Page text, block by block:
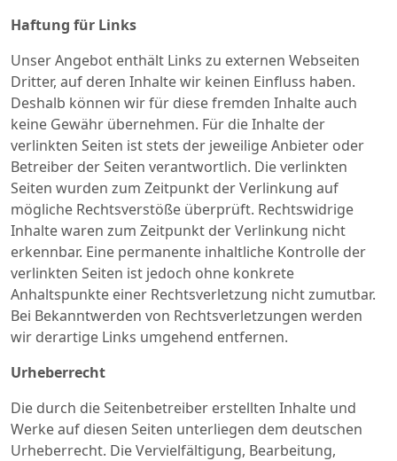
Haftung für Links
Unser Angebot enthält Links zu externen Webseiten
Dritter, auf deren Inhalte wir keinen Einfluss haben.
Deshalb können wir für diese fremden Inhalte auch
keine Gewähr übernehmen. Für die Inhalte der
verlinkten Seiten ist stets der jeweilige Anbieter oder
Betreiber der Seiten verantwortlich. Die verlinkten
Seiten wurden zum Zeitpunkt der Verlinkung auf
mögliche Rechtsverstöße überprüft. Rechtswidrige
Inhalte waren zum Zeitpunkt der Verlinkung nicht
erkennbar. Eine permanente inhaltliche Kontrolle der
verlinkten Seiten ist jedoch ohne konkrete
Anhaltspunkte einer Rechtsverletzung nicht zumutbar.
Bei Bekanntwerden von Rechtsverletzungen werden
wir derartige Links umgehend entfernen.
Urheberrecht
Die durch die Seitenbetreiber erstellten Inhalte und
Werke auf diesen Seiten unterliegen dem deutschen
Urheberrecht. Die Vervielfältigung, Bearbeitung,